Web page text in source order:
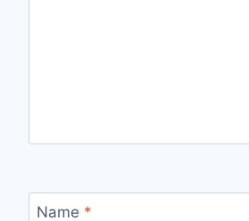
Name *